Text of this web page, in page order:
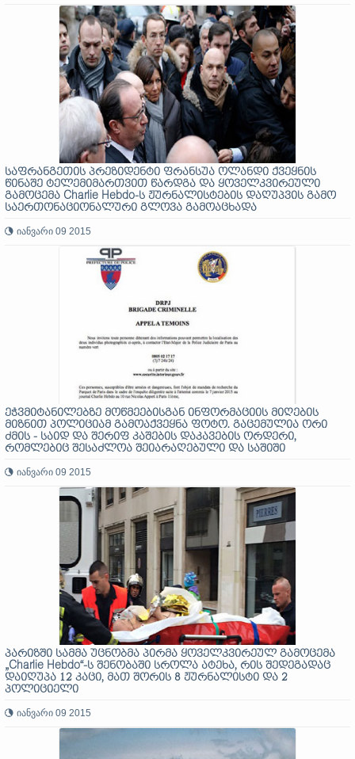
საფრანგეთის პრეზიდენტი ფრანსუა ოლანდი ქვეყნის
წინაშე ტელემიმართვით წარდგა და ყოველკვირეული
გამოცემა Charlie Hebdo-ს ჟურნალისტების დაღუპვის გამო
საერთონაციონალური გლოვა გამოაცხადა
იანვარი 09 2015
ეჭვმიტანილებზე მოწმეებისგან ინფორმაციის მიღების
მიზნით პოლიციამ გამოაქვეყნა ფოტო. გაცემულია ორი
ძმის - საიდ და შერიფ კაშების დაკავების ორდერი,
რომლებიც შესაძლოა შეიარაღებული და საშიში
იანვარი 09 2015
პარიზში სამმა უცნობმა პირმა ყოველკვირეულ გამოცემა
„Charlie Hebdo“-ს შენობაში სროლა ატეხა, რის შედეგადაც
დაიღუპა 12 კაცი, მათ შორის 8 ჟურნალისტი და 2
პოლიციელი
იანვარი 09 2015